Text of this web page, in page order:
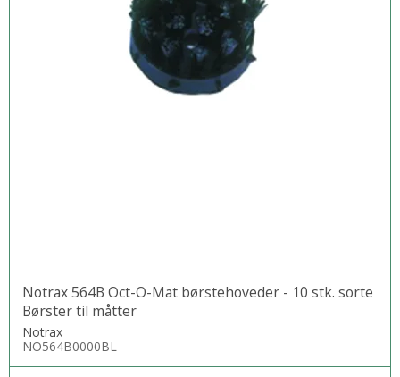
Notrax 564B Oct-O-Mat børstehoveder - 10 stk. sorte
Børster til måtter
Notrax
NO564B0000BL